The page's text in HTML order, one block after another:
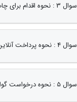
سوال 3 : نحوه اقدام برای چاپ مقاله در مجلات داخلی و بین المللی معتبر چگونه است؟
سوال 4 : نحوه پرداخت آنلاین چگونه است؟؟
سوال 5 : نحوه درخواست گواهی پذیرش